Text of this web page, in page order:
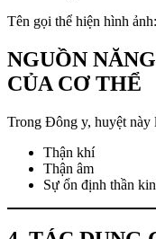
Tên gọi thể hiện hình ảnh:
NGUỒN
CỦA CƠ THỂ
Trong Đông y, huyệt này
Thận khí
Thận âm
Sự ổn định thần